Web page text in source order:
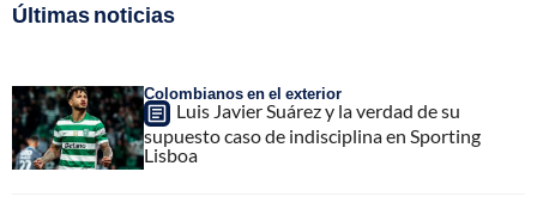
Últimas noticias
Colombianos en el exterior
Luis Javier Suárez y la verdad de su
supuesto caso de indisciplina en Sporting
Lisboa